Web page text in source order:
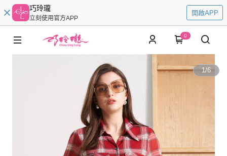
巧玲瓏
立刻使用官方APP
開啟APP
0
1/6